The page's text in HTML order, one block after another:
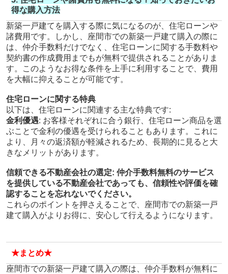
得な購入方法
新築一戸建てを購入する際に気になるのが、住宅ローンや
諸費用です。しかし、座間市での新築一戸建て購入の際に
は、仲介手数料だけでなく、住宅ローンに関する手数料や
契約書の作成費用までもが無料で提供されることがありま
す。このようなお得な条件を上手に利用することで、費用
を大幅に抑えることが可能です。
住宅ローンに関する特典
以下は、住宅ローンに関連する主な特典です:
金利優遇: お客様それぞれに合う銀行、住宅ローン商品を選
ぶことで金利の優遇を受けられることもあります。これに
より、月々の返済額が軽減されるため、長期的に見ると大
きなメリットがあります。
信頼できる不動産会社の選定: 仲介手数料無料のサービス
を提供している不動産会社であっても、信頼性や評価を確
認することを忘れないでください。
これらのポイントを押さえることで、座間市での新築一戸
建て購入がよりお得に、安心して行えるようになります。
★まとめ★
座間市での新築一戸建て購入の際は、仲介手数料が無料に